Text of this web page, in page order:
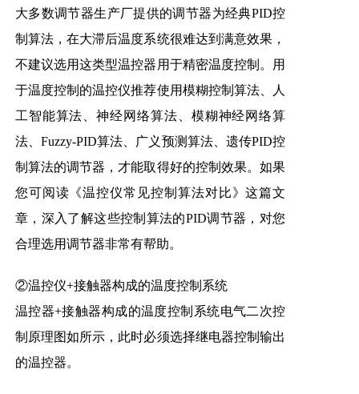
大多数调节器生产厂提供的调节器为经典PID控
制算法，在大滞后温度系统很难达到满意效果，
不建议选用这类型温控器用于精密温度控制。用
于温度控制的温控仪推荐使用模糊控制算法、人
工智能算法、神经网络算法、模糊神经网络算
法、Fuzzy-PID算法、广义预测算法、遗传PID控
制算法的调节器，才能取得好的控制效果。如果
您可阅读《温控仪常见控制算法对比》这篇文
章，深入了解这些控制算法的PID调节器，对您
合理选用调节器非常有帮助。
②温控仪+接触器构成的温度控制系统
温控器+接触器构成的温度控制系统电气二次控
制原理图如所示，此时必须选择继电器控制输出
的温控器。